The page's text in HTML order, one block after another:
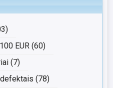
EUR (60)
(7)
(78)